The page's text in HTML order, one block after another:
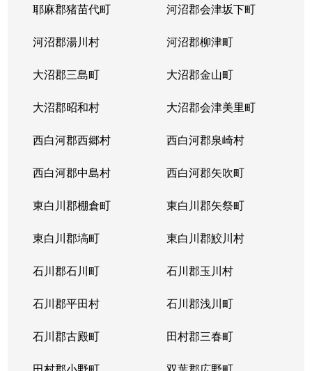
耶麻郡猪苗代町 河沼郡会津坂下町
河沼郡湯川村 河沼郡柳津町
大沼郡三島町 大沼郡金山町
大沼郡昭和村 大沼郡会津美里町
西白河郡西郷村 西白河郡泉崎村
西白河郡中島村 西白河郡矢吹町
東白川郡棚倉町 東白川郡矢祭町
東白川郡塙町 東白川郡鮫川村
石川郡石川町 石川郡玉川村
石川郡平田村 石川郡浅川町
石川郡古殿町 田村郡三春町